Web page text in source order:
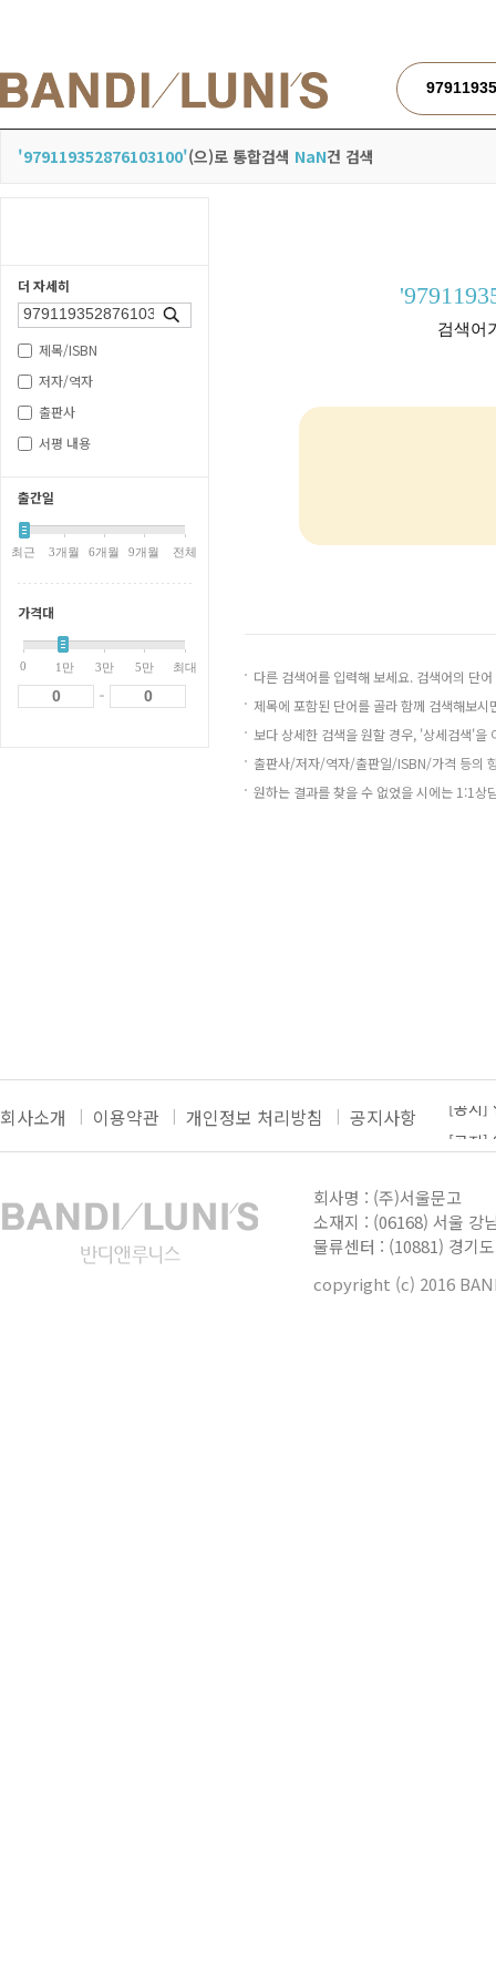
검색
'979119352876103100'(으)로 통합검색 NaN건 검색
더 자세히
검색
제목/ISBN
저자/역자
출판사
서평 내용
출간일
최근 3개월 6개월 9개월 전체
가격대
0 1만 3만 5만 최대
-
검색어
다른 검색어를 입력해 보세요. 검색어의 단
제목에 포함된 단어를 골라 함께 검색해보시
보다 상세한 검색을 원할 경우, '상세검색'을
출판사/저자/역자/출판일/ISBN/가격 등의
원하는 결과를 찾을 수 없었을 시에는 1:1상
회사소개 이용약관 개인정보 처리방침 공지사항
[공지]
[공지]
[공지]
[공지]
더보기
회사명 : (주)서울문고
소재지 : (06168) 서울 강
물류센터 : (10881) 경기
copyright (c) 2016